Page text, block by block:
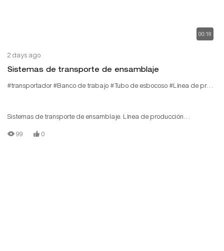
00:18
2 days ago
Sistemas de transporte de ensamblaje
#transportador#Banco de trabajo #Tubo de esbocoso #Línea de producción
Sistemas de transporte de ensamblaje. Línea de producción
ensamblada de tuberías delgadas de Sunqit. La línea de producción
99 0